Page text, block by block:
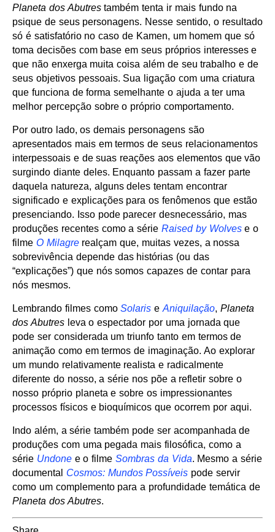
Planeta dos Abutrestambém tenta ir mais fundo na
psique de seus personagens. Nesse sentido, o resultado
só é satisfatório no caso de Kamen, um homem que só
toma decisões com base em seus próprios interesses e
que não enxerga muita coisa além de seu trabalho e de
seus objetivos pessoais. Sua ligação com uma criatura
que funciona de forma semelhante o ajuda a ter uma
melhor percepção sobre o próprio comportamento.
Por outro lado, os demais personagens são
apresentados mais em termos de seus relacionamentos
interpessoais e de suas reações aos elementos que vão
surgindo diante deles. Enquanto passam a fazer parte
daquela natureza, alguns deles tentam encontrar
significado e explicações para os fenômenos que estão
presenciando. Isso pode parecer desnecessário, mas
produções recentes como a sérieRaised by Wolvese o
filme O Milagrerealçam que, muitas vezes, a nossa
sobrevivência depende das histórias (ou das
“explicações”) que nós somos capazes de contar para
nós mesmos.
Lembrando filmes comoSolaris eAniquilação, Planeta
dos Abutresleva o espectador por uma jornada que
pode ser considerada um triunfo tanto em termos de
animação como em termos de imaginação. Ao explorar
um mundo relativamente realista e radicalmente
diferente do nosso, a série nos põe a refletir sobre o
nosso próprio planeta e sobre os impressionantes
processos físicos e bioquímicos que ocorrem por aqui.
Indo além, a série também pode ser acompanhada de
produções com uma pegada mais filosófica, como a
série Undonee o filmeSombras da Vida. Mesmo a série
documental Cosmos: Mundos Possíveis pode servir
como um complemento para a profundidade temática de
Planeta dos Abutres.